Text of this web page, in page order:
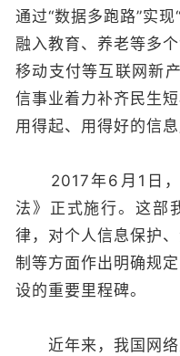
通过“数据多跑路”实
融入教育、养老等多
移动支付等互联网新
信事业着力补齐民生
用得起、用得好的信
2017年6月1日，
法》正式施行。这部
律，对个人信息保护
制等方面作出明确规
设的重要里程碑。
近年来，我国网络